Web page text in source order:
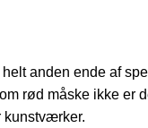
anden ende af
rød måske ikke er
kunstværker.